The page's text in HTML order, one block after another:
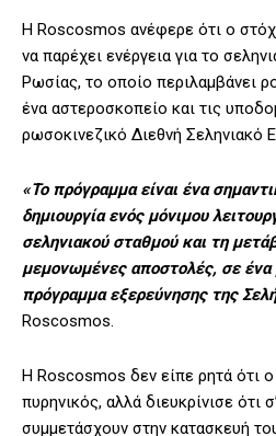
Η Roscosmos ανέφερε ότι ο
να παρέχει ενέργεια για το
Ρωσίας, το οποίο περιλαμβάνει
ένα αστεροσκοπείο και τις
ρωσοκινεζικό Διεθνή Σεληνιακό
«Το πρόγραμμα είναι ένα
δημιουργία ενός μόνιμου
σεληνιακού σταθμού και τη
μεμονωμένες αποστολές, σε
πρόγραμμα εξερεύνησης της
Roscosmos.
Η Roscosmos δεν είπε ρητά ότι ο
πυρηνικός, αλλά διευκρίνισε ότι
συμμετάσχουν στην κατασκευή